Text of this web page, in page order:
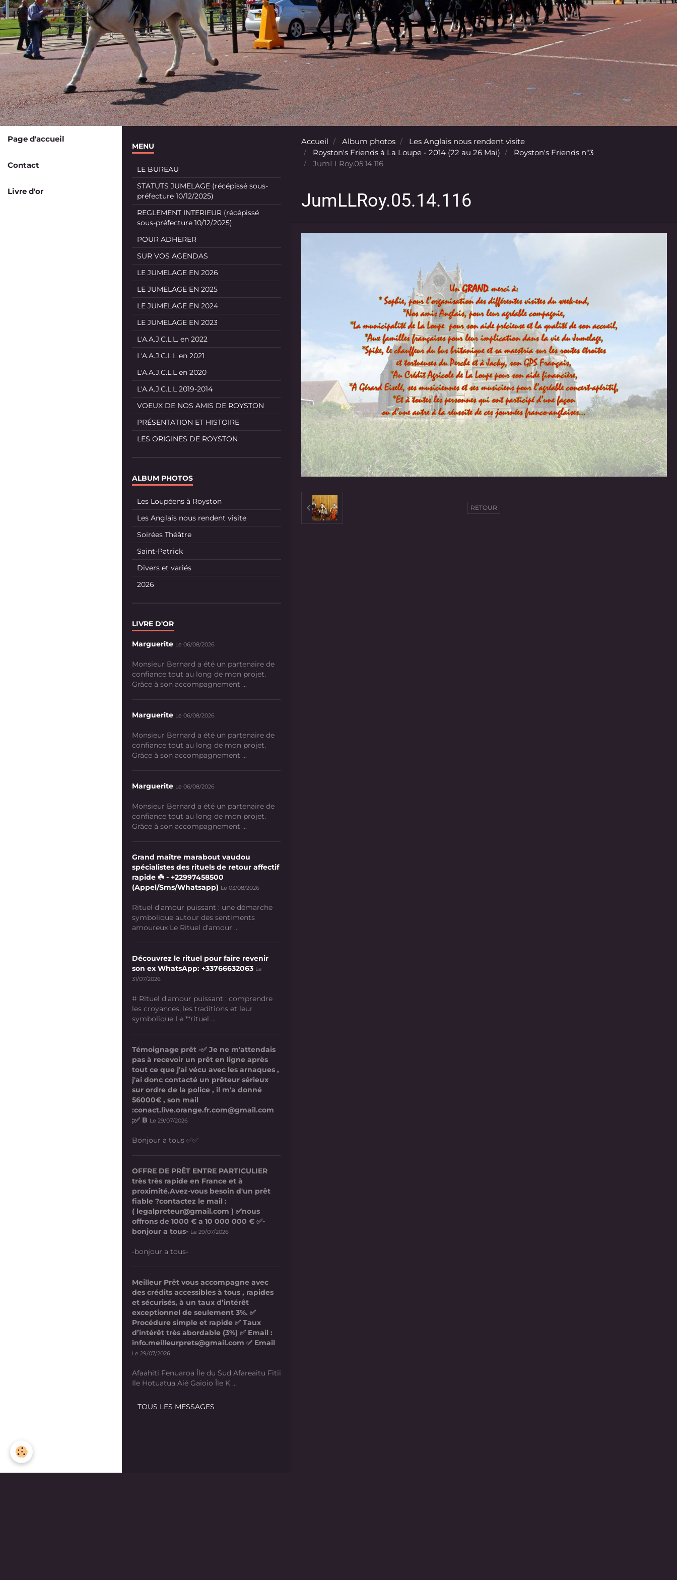
Page d'accueil
Contact
Livre d'or
Accueil Album photos
Les Anglais nous rendent visite
Royston's Friends à La Loupe - 2014 (22 au 26 Mai)
Royston's Friends n°3
JumLLRoy.05.14.116
JumLLRoy.05.14.116
RETOUR
MENU
LE BUREAU
STATUTS JUMELAGE (récépissé sous-
préfecture 10/12/2025)
REGLEMENT INTERIEUR (récépissé
sous-préfecture 10/12/2025)
POUR ADHERER
SUR VOS AGENDAS
LE JUMELAGE EN 2026
LE JUMELAGE EN 2025
LE JUMELAGE EN 2024
LE JUMELAGE EN 2023
L'A.A.J.C.L.L. en 2022
L'A.A.J.C.L.L en 2021
L'A.A.J.C.L.L en 2020
L'A.A.J.C.L.L 2019-2014
VOEUX DE NOS AMIS DE ROYSTON
PRÉSENTATION ET HISTOIRE
LES ORIGINES DE ROYSTON
ALBUM PHOTOS
Les Loupéens à Royston
Les Anglais nous rendent visite
Soirées Théâtre
Saint-Patrick
Divers et variés
2026
LIVRE D'OR
Marguerite Le 06/08/2026
Monsieur Bernard a été un partenaire de
confiance tout au long de mon projet.
Grâce à son accompagnement ...
Marguerite Le 06/08/2026
Monsieur Bernard a été un partenaire de
confiance tout au long de mon projet.
Grâce à son accompagnement ...
Marguerite Le 06/08/2026
Monsieur Bernard a été un partenaire de
confiance tout au long de mon projet.
Grâce à son accompagnement ...
Grand maître marabout vaudou
spécialistes des rituels de retour affectif
rapide ☘️ - +22997458500
(Appel/Sms/Whatsapp) Le 03/08/2026
Rituel d'amour puissant : une démarche
symbolique autour des sentiments
amoureux Le Rituel d'amour ...
Découvrez le rituel pour faire revenir
son ex WhatsApp: +33766632063 Le
31/07/2026
# Rituel d'amour puissant : comprendre
les croyances, les traditions et leur
symbolique Le **rituel ...
Témoignage prêt -✅ Je ne m'attendais
pas à recevoir un prêt en ligne après
tout ce que j'ai vécu avec les arnaques ,
j'ai donc contacté un prêteur sérieux
sur ordre de la police , il m'a donné
56000€ , son mail
:conact.live.orange.fr.com@gmail.com
;✅ B Le 29/07/2026
Bonjour a tous ✅✅
OFFRE DE PRÊT ENTRE PARTICULIER
très très rapide en France et à
proximité.Avez-vous besoin d'un prêt
fiable ?contactez le mail :
( legalpreteur@gmail.com ) ✅nous
offrons de 1000 € a 10 000 000 € ✅-
bonjour a tous- Le 29/07/2026
-bonjour a tous-
Meilleur Prêt vous accompagne avec
des crédits accessibles à tous , rapides
et sécurisés, à un taux d’intérêt
exceptionnel de seulement 3%. ✅
Procédure simple et rapide ✅ Taux
d’intérêt très abordable (3%) ✅ Email :
info.meilleurprets@gmail.com ✅ Email
Le 29/07/2026
Afaahiti Fenuaroa Île du Sud Afareaitu Fitii
Ile Hotuatua Aié Gaioio Île K ...
TOUS LES MESSAGES